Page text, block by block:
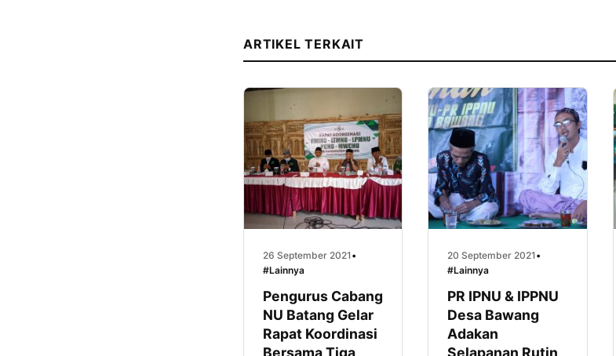
ARTIKEL TERKAIT
26 September 2021 •
#Lainnya
Pengurus Cabang
NU Batang Gelar
Rapat Koordinasi
Bersama Tiga
20 September 2021 •
#Lainnya
PR IPNU & IPPNU
Desa Bawang
Adakan
Selapanan Rutin